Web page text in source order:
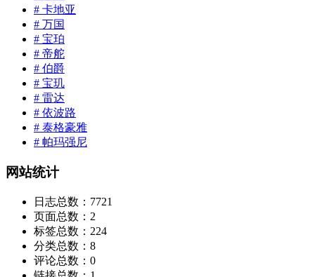
# 卡地亚
# 万国
# 宝珀
# 帝舵
# 伯爵
# 宝玑
# 雷达
# 依波路
# 泰格豪雅
# 帕玛强尼
网站统计
日志总数： 7721
页面总数： 2
标签总数： 224
分类总数： 8
评论总数： 0